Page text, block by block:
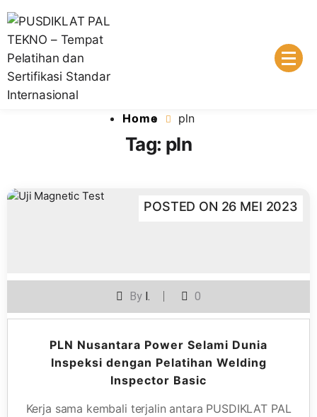
to
content
PUSDIKLAT PAL TEKNO – Tempat
Pelatihan dan Sertifikasi Standar
Lembaga Pelatihan dan Sertifikasi Standar Internasional
Home pln
Tag: pln
POSTED ON 26 MEI 2023
By I. 0
PLN Nusantara Power Selami Dunia
Inspeksi dengan Pelatihan Welding
Inspector Basic
Kerja sama kembali terjalin antara PUSDIKLAT PAL